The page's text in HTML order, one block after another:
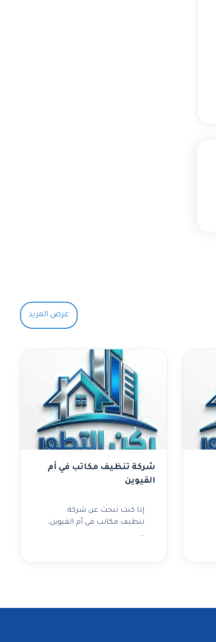
عرض المزيد
شركة تنظيف مكاتب في أم
القيوين
إذا كنت تبحث عن شركة
تنظيف مكاتب في أم القيوين،
…